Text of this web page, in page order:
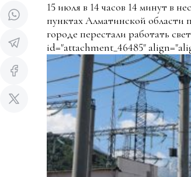
15 июля в 14 часов 14 минут в
пунктах Алматинской области
городе перестали работать
id="attachment_46485"